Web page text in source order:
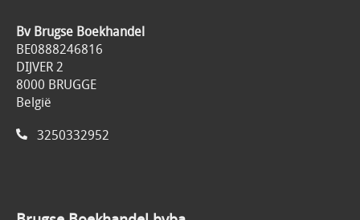
Bv Brugse Boekhandel
BE0888246816
DIJVER 2
8000 BRUGGE
België
3250332952